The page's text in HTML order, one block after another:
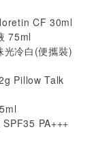
CF 30ml
75ml
光冷白 (便攜裝)
Pillow Talk
SPF35 PA+++